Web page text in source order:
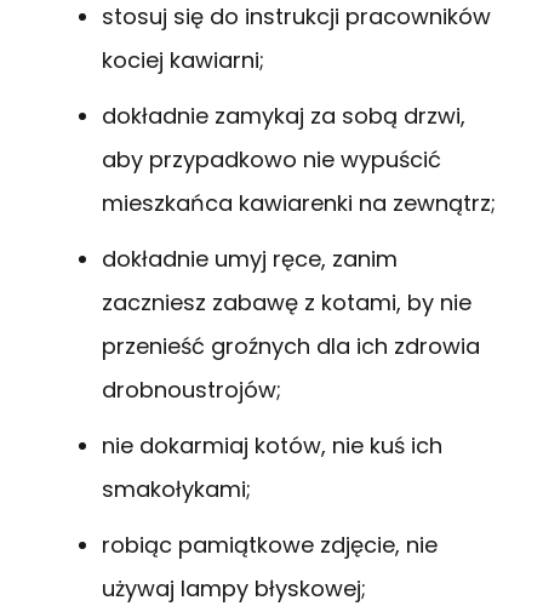
stosuj się do instrukcji pracowników
kociej kawiarni;
dokładnie zamykaj za sobą drzwi,
aby przypadkowo nie wypuścić
mieszkańca kawiarenki na zewnątrz;
dokładnie umyj ręce, zanim
zaczniesz zabawę z kotami, by nie
przenieść groźnych dla ich zdrowia
drobnoustrojów;
nie dokarmiaj kotów, nie kuś ich
smakołykami;
robiąc pamiątkowe zdjęcie, nie
używaj lampy błyskowej;